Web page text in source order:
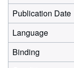
Publication Date
Language
Binding